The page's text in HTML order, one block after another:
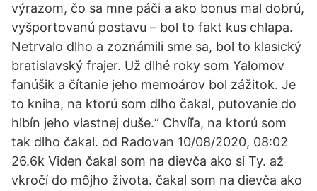
výrazom, čo sa mne páči a ako bonus mal dobrú,
vyšportovanú postavu – bol to fakt kus chlapa.
Netrvalo dlho a zoznámili sme sa, bol to klasický
bratislavský frajer. Už dlhé roky som Yalomov
fanúšik a čítanie jeho memoárov bol zážitok. Je
to kniha, na ktorú som dlho čakal, putovanie do
hlbín jeho vlastnej duše.“ Chvíľa, na ktorú som
tak dlho čakal. od Radovan 10/08/2020, 08:02
26.6k Viden čakal som na dievča ako si Ty. až
vkročí do môjho života. čakal som na dievča ako